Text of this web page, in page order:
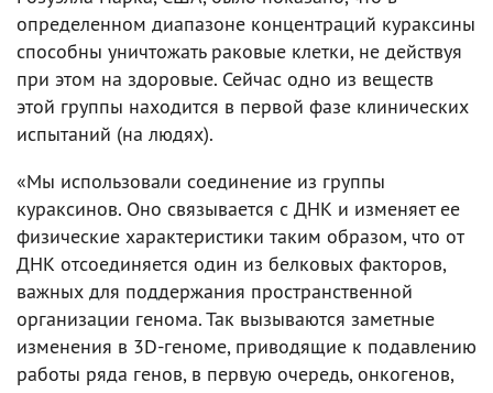
определенном диапазоне концентраций кураксины
способны уничтожать раковые клетки, не действуя
при этом на здоровые. Сейчас одно из веществ
этой группы находится в первой фазе клинических
испытаний (на людях).
«Мы использовали соединение из группы
кураксинов. Оно связывается с ДНК и изменяет ее
физические характеристики таким образом, что от
ДНК отсоединяется один из белковых факторов,
важных для поддержания пространственной
организации генома. Так вызываются заметные
изменения в 3D-геноме, приводящие к подавлению
работы ряда генов, в первую очередь, онкогенов,